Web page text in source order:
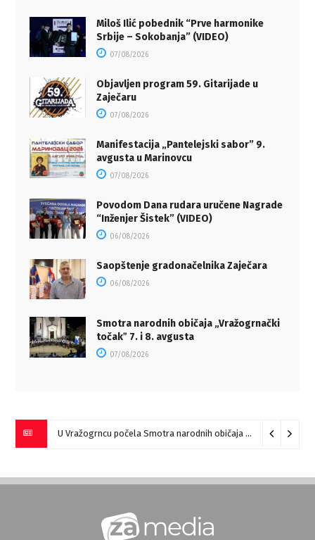
Miloš Ilić pobednik “Prve harmonike
Srbije – Sokobanja” (VIDEO)
07/08/2026
Objavljen program 59. Gitarijade u
Zaječaru
07/08/2026
Manifestacija „Pantelejski sabor” 9.
avgusta u Marinovcu
07/08/2026
Povodom Dana rudara uručene Nagrade
“Inženjer Šistek” (VIDEO)
06/08/2026
Saopštenje gradonačelnika Zaječara
06/08/2026
Smotra narodnih običaja „Vražogrnački
točakˮ 7. i 8. avgusta
07/08/2026
U Vražogrncu počela Smotra narodnih običaja „Vražogrnački točak“